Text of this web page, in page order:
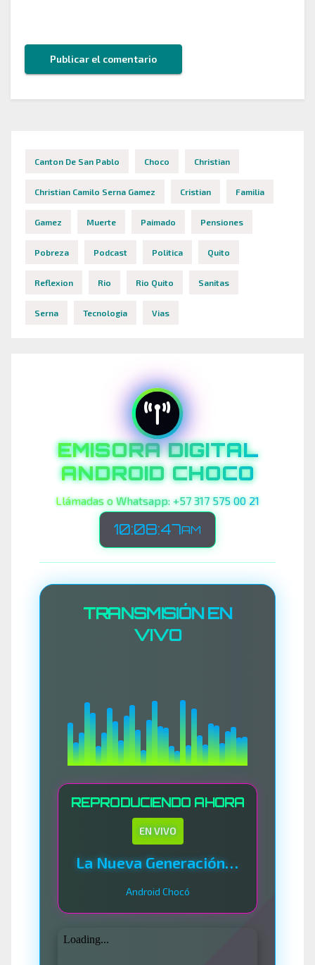
Canton De San Pablo Choco Christian
Christian Camilo Serna Gamez Cristian Familia
Gamez Muerte Paimado Pensiones
Pobreza Podcast Politica Quito
Reflexion Rio Rio Quito Sanitas
Serna Tecnologia Vias
EMISORA DIGITAL
ANDROID CHOCO
Llámadas o Whatsapp: +57 317 575 00 21
10:08:49AM
TRANSMISIÓN EN
VIVO
REPRODUCIENDO AHORA
EN VIVO
La Nueva Generación Del Sistema
Android Chocó